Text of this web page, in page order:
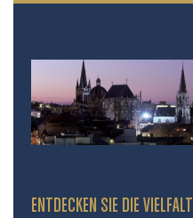
ENTDECKEN SIE DIE